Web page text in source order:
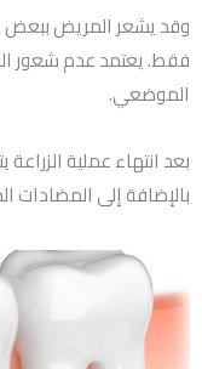
وقد يشعر المريض ببعض
فقط. يعتمد عدم شعور
الموضعي.
بعد انتهاء عملية
بالإضافة إلى